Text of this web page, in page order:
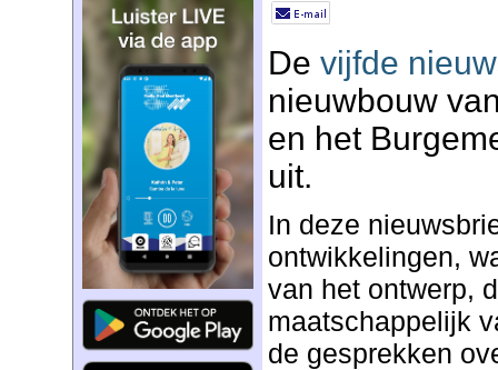
De vijfde
nieuwbouw
en het
uit.
In deze
ontwikkelingen,
van het ontwerp,
maatschappelijk
de gesprekken